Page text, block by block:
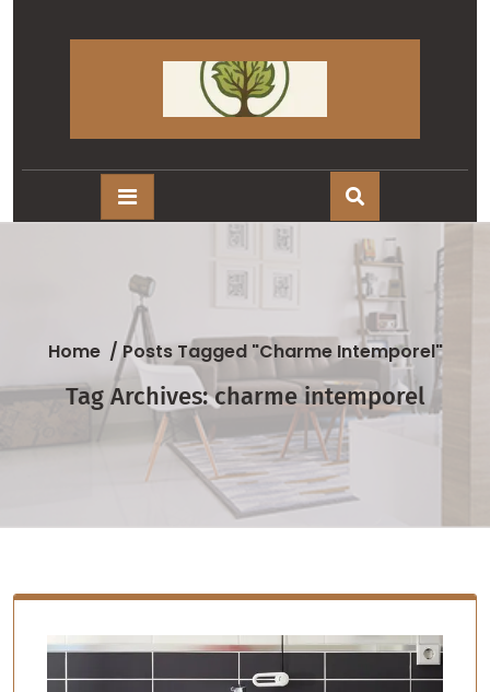
Home/Posts Tagged "charme Intemporel"
Tag Archives: charme intemporel